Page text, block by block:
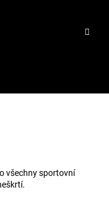
všechny sportovní